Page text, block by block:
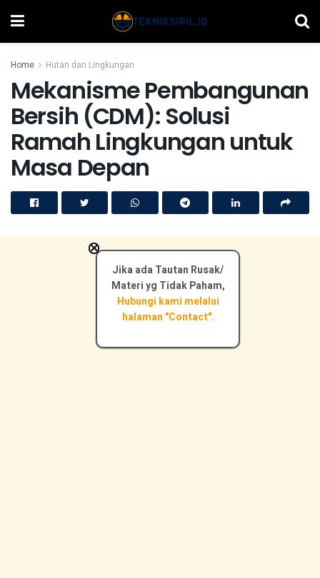
Home Hutan dan Lingkungan
Mekanisme Pembangunan
Bersih (CDM): Solusi
Ramah Lingkungan untuk
Masa Depan
Jika ada Tautan Rusak/
Materi yg Tidak Paham,
Hubungi kami melalui
halaman "Contact".
×